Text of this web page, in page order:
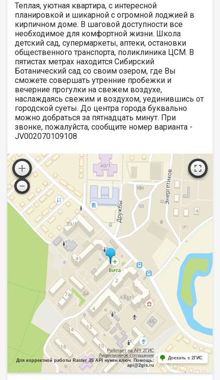
Теплая, уютная квартира, с интересной
планировкой и шикарной с огромной лоджией в
кирпичном доме. В шаговой доступности все
необходимое для комфортной жизни. Школа
детский сад, супермаркеты, аптеки, остановки
общественного транспорта, поликлиника ЦСМ. В
пятистах метрах находится Сибирский
Ботанический сад со своим озером, где Вы
сможете совершать утренние пробежки и
вечерние прогулки на свежем воздухе,
наслаждаясь свежим и воздухом, уединившись от
городской суеты. До центра города буквально
можно добраться за пятнадцать минут. При
звонке, пожалуйста, сообщите номер варианта -
JV002070109108
Работает на API 2ГИС
Лицензионное соглашение
Для корректной работы Raster JS API нужен ключ. Помощь:
api@2gis.ru
Доехать с 2ГИС